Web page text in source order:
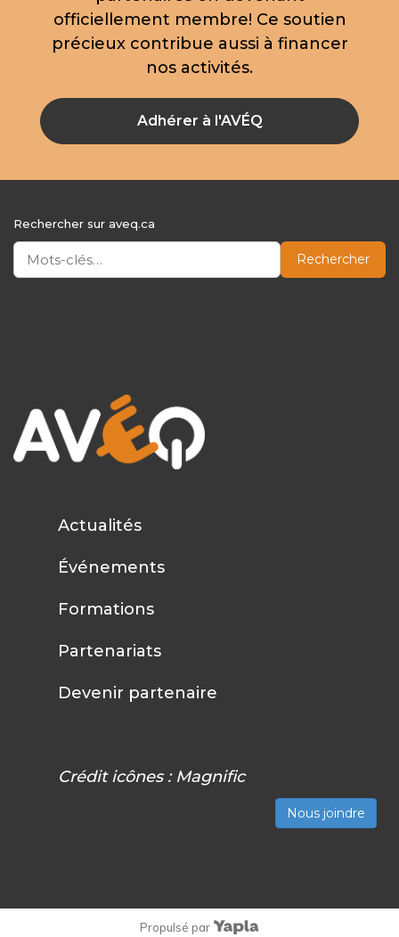
officiellement membre! Ce soutien
précieux contribue aussi à financer
nos activités.
Adhérer à l'AVÉQ
Rechercher sur aveq.ca
Rechercher
Actualités
Événements
Formations
Partenariats
Devenir partenaire
Crédit icônes : Magnific
Nous joindre
Propulsé par